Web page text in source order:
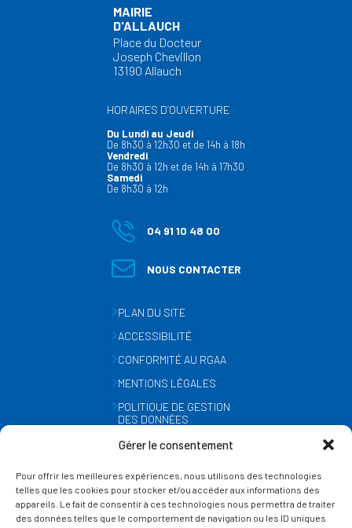
Gérer le consentement
Pour offrir les meilleures expériences, nous utilisons des technologies
telles que les cookies pour stocker et/ou accéder aux informations des
appareils. Le fait de consentir à ces technologies nous permettra de traiter
des données telles que le comportement de navigation ou les ID uniques
MAIRIE
D'ALLAUCH
Place du Docteur
Joseph Chevillon
13190 Allauch
HORAIRES D’OUVERTURE
Du Lundi au Jeudi
De 8h30 à 12h30 et de 14h à 18h
Vendredi
De 8h30 à 12h et de 14h à 17h30
Samedi
De 8h30 à 12h
04 91 10 48 00
NOUS CONTACTER
PLAN DU SITE
ACCESSIBILITÉ
CONFORMITÉ AU RGAA
MENTIONS LÉGALES
POLITIQUE DE GESTION
DES DONNÉES
GESTION DES COOKIES